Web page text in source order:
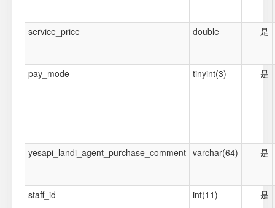
service_price double 是
pay_mode tinyint(3) 是
yesapi_landi_agent_purchase_comment varchar(64) 是
staff_id int(11) 是